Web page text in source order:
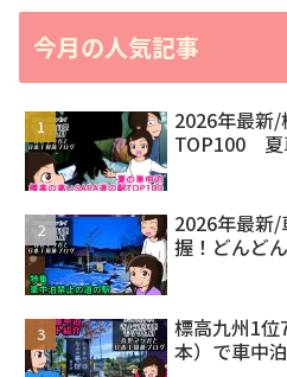
今月の人気記事
2026年最新/
TOP100 夏
2026年最新
握！どんど
標高九州1
本）で車中